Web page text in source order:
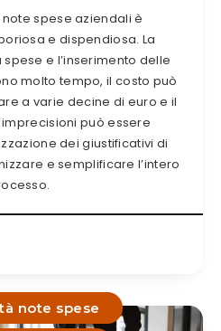
spese aziendali è
e dispendiosa. La
e l’inserimento delle
molto tempo, il costo può
a varie decine di euro e il
può essere
dei giustificativi di
e semplificare l’intero
note spese